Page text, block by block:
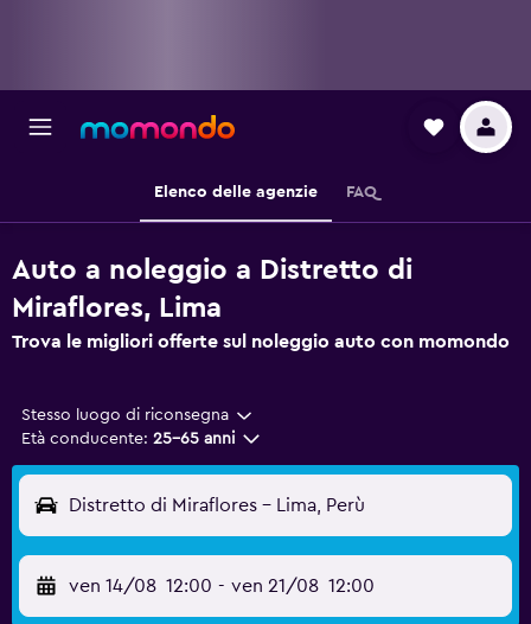
Elenco delle agenzie FAQ
Auto a noleggio a Distretto di
Miraflores, Lima
Trova le migliori offerte sul noleggio auto con momondo
Stesso luogo di riconsegna
Età conducente: 25-65 anni
Distretto di Miraflores - Lima, Perù
ven 14/08 12:00 - ven 21/08 12:00